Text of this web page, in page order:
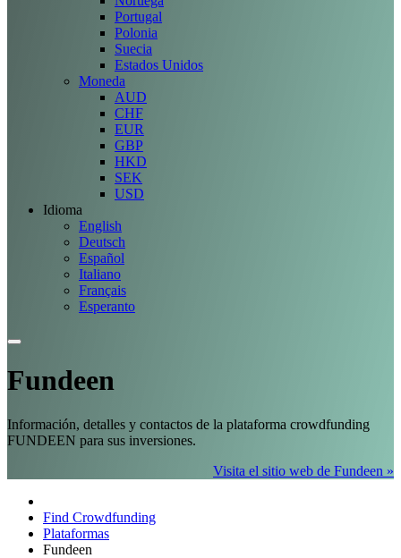
Portugal
Polonia
Suecia
Estados Unidos
Moneda
AUD
CHF
EUR
GBP
HKD
SEK
USD
Idioma
English
Deutsch
Español
Italiano
Français
Esperanto
Fundeen
Información, detalles y contactos de la plataforma crowdfunding
FUNDEEN para sus inversiones.
Visita el sitio web de Fundeen »
Find Crowdfunding
Plataformas
Fundeen